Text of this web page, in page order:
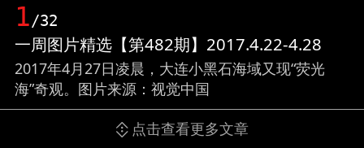
1/32
一周图片精选【第482期】2017.4.22-4.28
2017年4月27日凌晨，大连小黑石海域又现“荧光
海”奇观。图片来源：视觉中国
点击查看更多文章